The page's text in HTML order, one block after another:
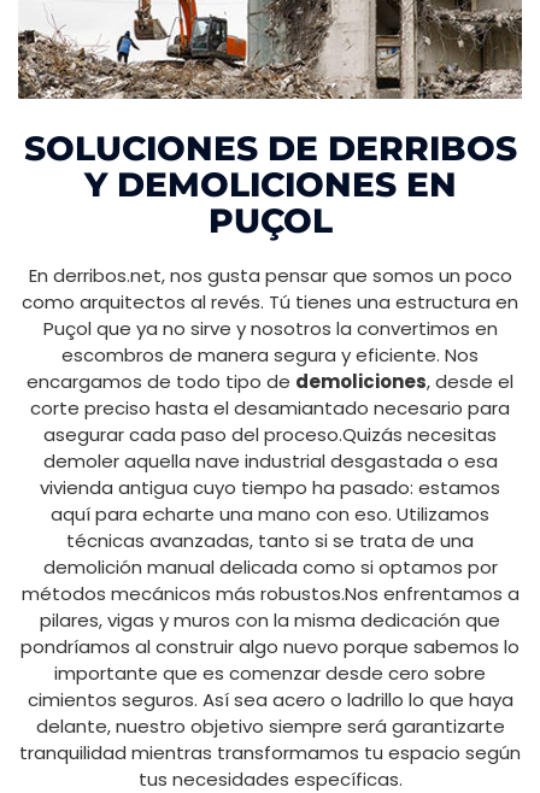
SOLUCIONES DE DERRIBOS
Y DEMOLICIONES EN
PUÇOL
En derribos.net, nos gusta pensar que somos un poco
como arquitectos al revés. Tú tienes una estructura en
Puçol que ya no sirve y nosotros la convertimos en
escombros de manera segura y eficiente. Nos
encargamos de todo tipo de demoliciones, desde el
corte preciso hasta el desamiantado necesario para
asegurar cada paso del proceso.Quizás necesitas
demoler aquella nave industrial desgastada o esa
vivienda antigua cuyo tiempo ha pasado: estamos
aquí para echarte una mano con eso. Utilizamos
técnicas avanzadas, tanto si se trata de una
demolición manual delicada como si optamos por
métodos mecánicos más robustos.Nos enfrentamos a
pilares, vigas y muros con la misma dedicación que
pondríamos al construir algo nuevo porque sabemos lo
importante que es comenzar desde cero sobre
cimientos seguros. Así sea acero o ladrillo lo que haya
delante, nuestro objetivo siempre será garantizarte
tranquilidad mientras transformamos tu espacio según
tus necesidades específicas.